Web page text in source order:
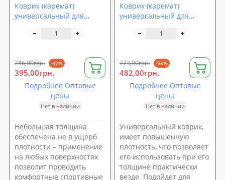
Коврик (каремат)
универсальный для
Tourist 8 (2008)
746,00грн. -47%
395,00грн.
Подробнее Оптовые
цены
Нет в наличии
Небольшая толщина
обеспечена не в ущерб
плотности – применение
на любых поверхностях
позволит проводить
комфортные спортивные
Коврик (каремат)
универсальный для
Profi 8мм (FI-0122)
773,00грн. -38%
482,00грн.
Подробнее Оптовые
цены
Нет в наличии
Универсальный коврик,
имеет повышенную
плотность, что позволяет
его использовать при его
толщине практически
везде. Подойдет для